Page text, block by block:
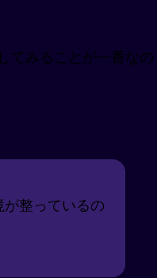
てみることが一番なの
整っているの